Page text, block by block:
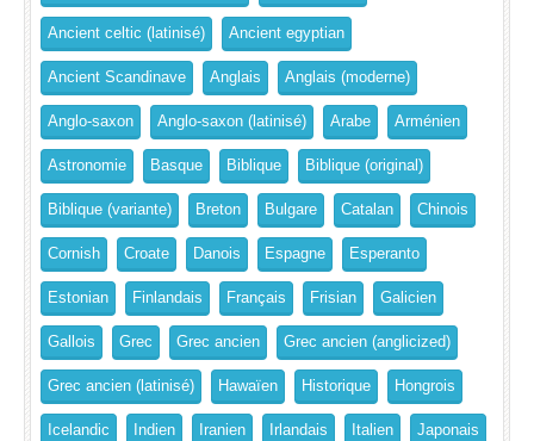
Ancient celtic (latinisé) Ancient egyptian
Ancient Scandinave Anglais Anglais (moderne)
Anglo-saxon Anglo-saxon (latinisé) Arabe Arménien
Astronomie Basque Biblique Biblique (original)
Biblique (variante) Breton Bulgare Catalan Chinois
Cornish Croate Danois Espagne Esperanto
Estonian Finlandais Français Frisian Galicien
Gallois Grec Grec ancien Grec ancien (anglicized)
Grec ancien (latinisé) Hawaïen Historique Hongrois
Icelandic Indien Iranien Irlandais Italien Japonais